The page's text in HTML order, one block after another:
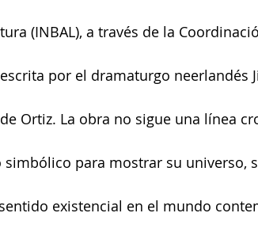
(INBAL), a través de la
escrita por el dramaturgo neerlandés
Ortiz. La obra no sigue una línea
simbólico para mostrar su universo,
existencial en el mundo